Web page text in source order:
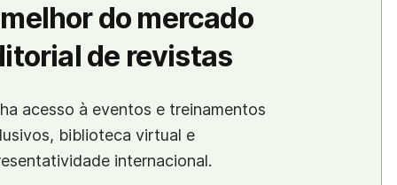
do mercado
de revistas
acesso à eventos e treinamentos
biblioteca virtual e
internacional.